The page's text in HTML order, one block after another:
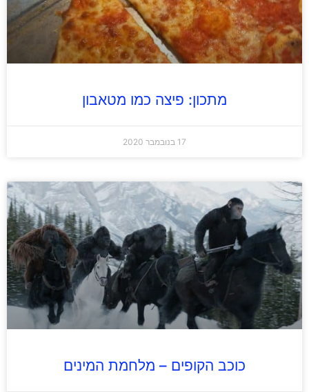
מתכון: פיצה כמו מטאבון
17 בנובמבר 2020
כוכב הקופים – מלחמת המינים